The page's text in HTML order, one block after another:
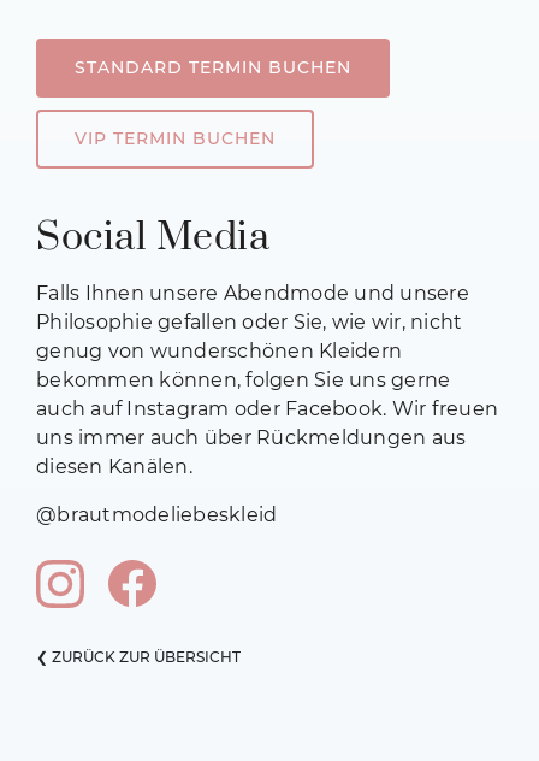
STANDARD TERMIN BUCHEN
VIP TERMIN BUCHEN
Social Media
Falls Ihnen unsere Abendmode und unsere
Philosophie gefallen oder Sie, wie wir, nicht
genug von wunderschönen Kleidern
bekommen können, folgen Sie uns gerne
auch auf Instagram oder Facebook. Wir freuen
uns immer auch über Rückmeldungen aus
diesen Kanälen.
@brautmodeliebeskleid
❮ ZURÜCK ZUR ÜBERSICHT